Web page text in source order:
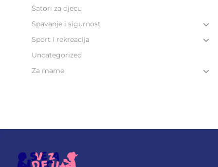
Šatori za djecu
Spavanje i sigurnost
Sport i rekreacija
Uncategorized
Za mame